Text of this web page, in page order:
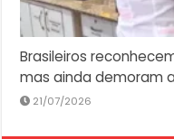
Brasileiros
mas ainda demoram
21/07/2026